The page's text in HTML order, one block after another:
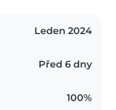
Leden 2024
Před 6 dny
100%